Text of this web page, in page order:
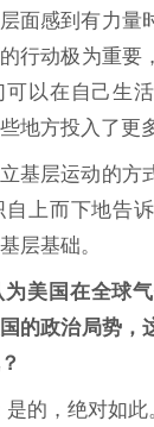
面感到有力量
行动极为重要
可以在自己生
地方投入了更
基层运动的方
上而下地告
层基础。
美国在全球
的政治局势，
是的，绝对如此